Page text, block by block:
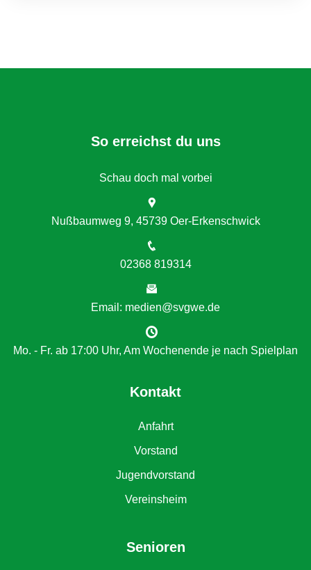
So erreichst du uns
Schau doch mal vorbei
Nußbaumweg 9, 45739 Oer-Erkenschwick
02368 819314
Email: medien@svgwe.de
Mo. - Fr. ab 17:00 Uhr, Am Wochenende je nach Spielplan
Kontakt
Anfahrt
Vorstand
Jugendvorstand
Vereinsheim
Senioren